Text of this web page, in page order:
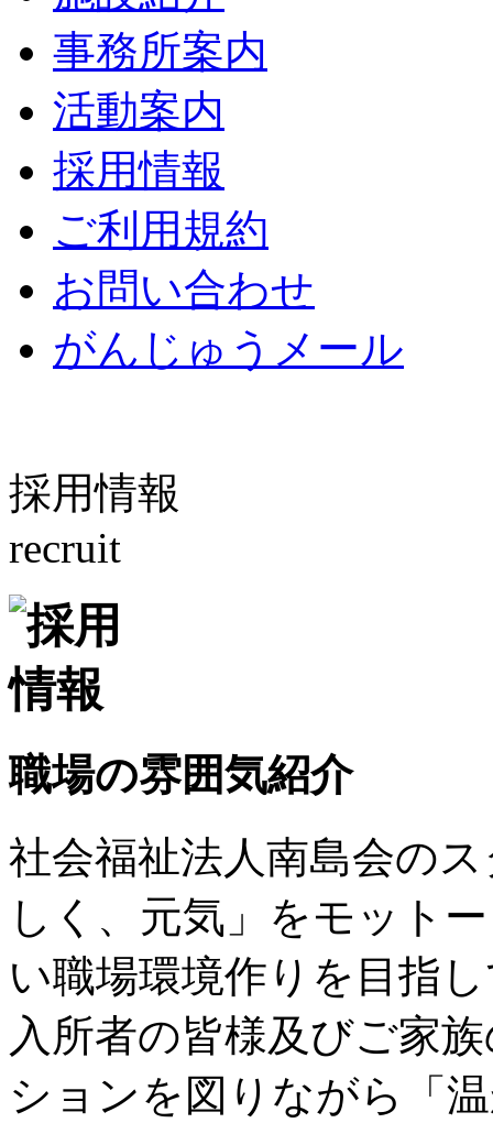
事務所案内
活動案内
採用情報
ご利用規約
お問い合わせ
がんじゅうメール
採用情報
recruit
職場の雰囲気紹介
社会福祉法人南島会の
しく、元気」をモット
い職場環境作りを目指
入所者の皆様及びご家
ションを図りながら「